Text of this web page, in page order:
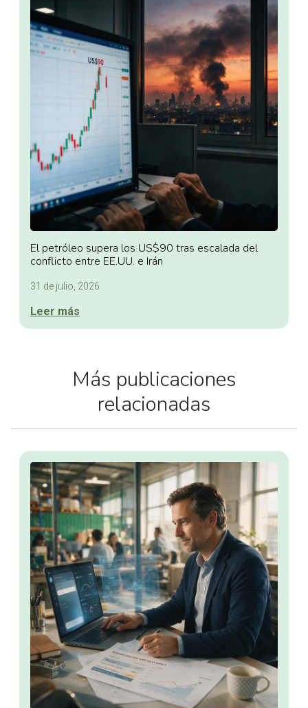
El petróleo supera los US$90 tras escalada del
conflicto entre EE.UU. e Irán
31 de julio, 2026
Leer más
Más publicaciones
relacionadas